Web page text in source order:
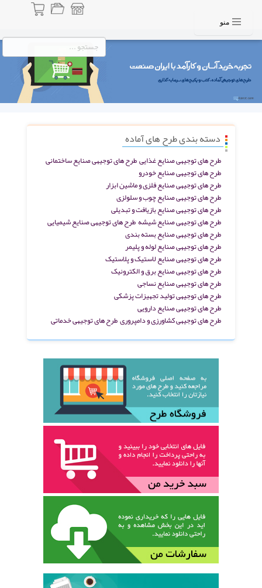
منو
دسته بندی طرح های آماده
طرح های توجیهی صنایع غذاییطرح های توجیهی صنایع ساختمانی
طرح های توجیهی صنایع خودرو
طرح های توجیهی صنایع فلزی و ماشین ابزار
طرح های توجیهی صنایع چوب و سلولزی
طرح های توجیهی صنایع بازیافت و تبدیلی
طرح های توجیهی صنایع شیشه طرح های توجیهی صنایع شیمیایی
طرح های توجیهی صنایع بسته بندی
طرح های توجیهی صنایع لوله و پلیمر
طرح های توجیهی صنایع لاستیک و پلاستیک
طرح های توجیهی صنایع برق و الکترونیک
طرح های توجیهی صنایع نساجی
طرح های توجیهی تولید تجهیزات پزشکی
طرح های توجیهی صنایع دارویی
طرح های توجیهی کشاورزی و دامپروریطرح های توجیهی خدماتی